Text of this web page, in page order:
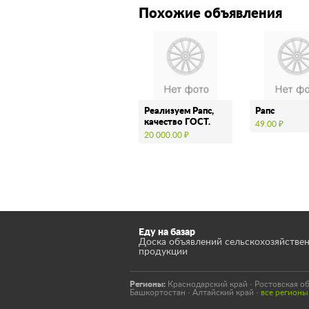
Похожие объявления
Реализуем Рапс,
качество ГОСТ.
20 000.00 ₽
Рапс
49.00 ₽
Еду на базар
Доска объявлений
продукции
Регионы: Краснодарский край · Ростовская
Башкортостан · Алтайский край · все